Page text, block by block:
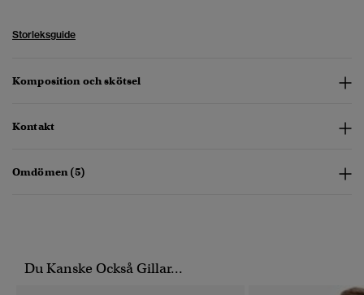
Storleksguide
Komposition och skötsel
Kontakt
Omdömen (5)
Du Kanske Också Gillar...